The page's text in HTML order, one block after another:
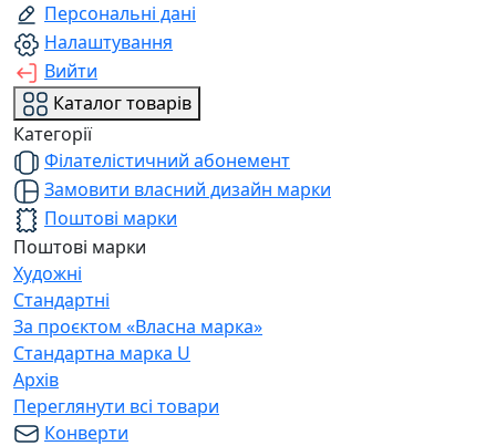
Персональні дані
Налаштування
Вийти
Каталог товарів
Категорії
Філателістичний абонемент
Замовити власний дизайн марки
Поштові марки
Поштові марки
Художні
Стандартні
За проєктом «Власна марка»
Стандартна марка U
Архів
Переглянути всі товари
Конверти